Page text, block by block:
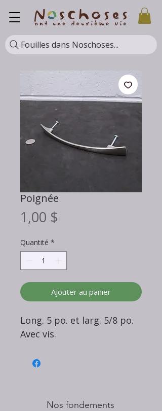
Fouilles dans Noschoses...
Poignée
1,00 $
Quantité *
Ajouter au panier
Long. 5 po. et larg. 5/8 po.
Avec vis.
Nos fondements